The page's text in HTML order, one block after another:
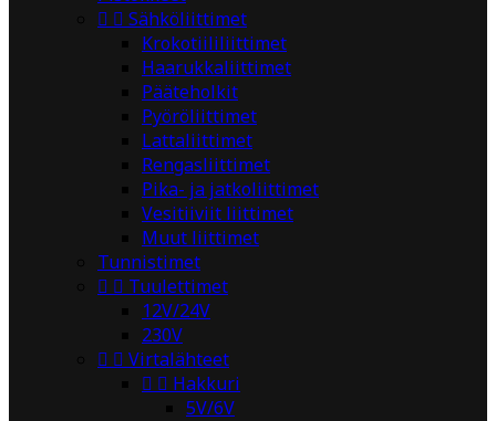
  Sähköliittimet
Krokotiililiittimet
Haarukkaliittimet
Pääteholkit
Pyöröliittimet
Lattaliittimet
Rengasliittimet
Pika- ja jatkoliittimet
Vesitiiviit liittimet
Muut liittimet
Tunnistimet
  Tuulettimet
12V/24V
230V
  Virtalähteet
  Hakkuri
5V/6V